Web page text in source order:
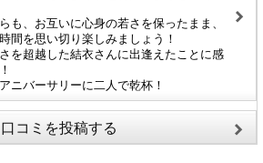
も、お互いに心身の若さを保ったまま、
間を思い切り楽しみましょう！
を超越した結衣さんに出逢えたことに感
ニバーサリーに二人で乾杯！
口コミを投稿する